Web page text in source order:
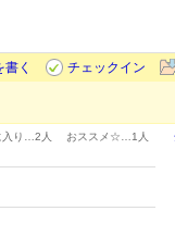
書く
チェックイン
入り… 2人 おススメ☆… 1人